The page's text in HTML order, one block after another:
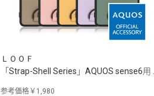
ＬＯＯＦ
「Strap-Shell Series」AQUOS sense6用 ...
参考価格￥1,980